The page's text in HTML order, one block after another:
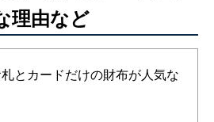
理由など
とカードだけの財布が人気な